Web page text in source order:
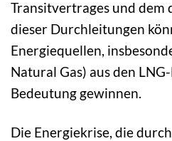
Transitvertrages und dem
dieser Durchleitungen
Energiequellen,
Natural Gas) aus den
Bedeutung gewinnen.
Die Energiekrise, die